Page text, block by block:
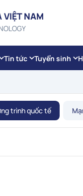
NAM
Tin tức Tuyển sinh
trình quốc tế